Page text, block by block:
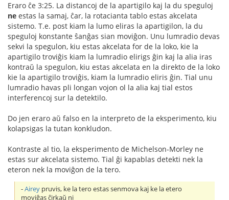
Eraro ĉe 3:25. La distancoj de la apartigilo kaj la du speguloj
ne estas la samaj, ĉar, la rotacianta tablo estas akcelata
sistemo. T.e. post kiam la lumo eliras la apartigilon, la du
speguloj konstante ŝanĝas sian moviĝon. Unu lumradio devas
sekvi la spegulon, kiu estas akcelata for de la loko, kie la
apartigilo troviĝis kiam la lumradio elirigs ĝin kaj la alia iras
kontraŭ la spegulon, kiu estas akcelata en la direkto de la loko
kie la apartigilo troviĝis, kiam la lumradio eliris ĝin. Tial unu
lumradio havas pli longan vojon ol la alia kaj tial estos
interferencoj sur la detektilo.
Do jen eraro aŭ falso en la interpreto de la eksperimento, kiu
kolapsigas la tutan konkludon.
Kontraste al tio, la eksperimento de Michelson-Morley ne
estas sur akcelata sistemo. Tial ĝi kapablas detekti nek la
eteron nek la moviĝon de la tero.
-Airey pruvis, ke la tero estas senmova kaj ke la etero
moviĝas ĉirkaŭ ni